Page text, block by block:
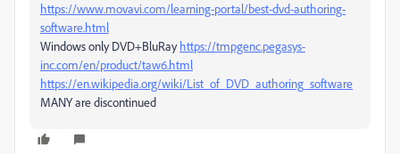
https://www.movavi.com/learning-portal/best-dvd-authoring-
software.html
Windows only DVD+BluRayhttps://tmpgenc.pegasys-
inc.com/en/product/taw6.html
https://en.wikipedia.org/wiki/List_of_DVD_authoring_software
MANY are discontinued